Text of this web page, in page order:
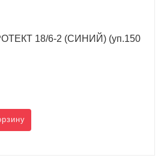
18/6-2 (СИНИЙ) (уп.150